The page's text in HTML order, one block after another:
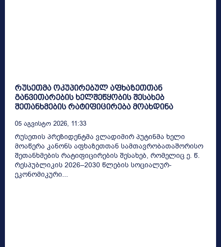
რუსეთმა ოკუპირებულ აფხაზეთთან
განვითარების ხელშეწყობის შესახებ
შეთანხმების რატიფიცირება მოახდინა
05 Აგვისტო 2026, 11:33
რუსეთის პრეზიდენტმა ვლადიმირ პუტინმა ხელი
მოაწერა კანონს აფხაზეთთან სამთავრობათაშორისო
შეთანხმების რატიფიცირების შესახებ, რომელიც ე. წ.
რესპუბლიკის 2026–2030 წლების სოციალურ-
ეკონომიკური...